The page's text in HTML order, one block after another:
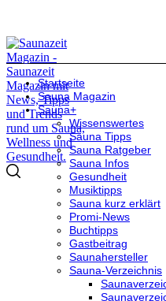
Startseite
Sauna Magazin
Sauna+
Wissenswertes
Sauna Tipps
Sauna Ratgeber
Sauna Infos
Gesundheit
Musiktipps
Sauna kurz erklärt
Promi-News
Buchtipps
Gastbeitrag
Saunahersteller
Sauna-Verzeichnis